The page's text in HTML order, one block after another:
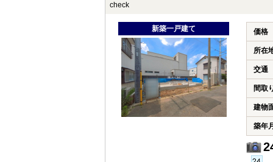
check
新築一戸建て 価格
所在
交通
間取
建物
築年